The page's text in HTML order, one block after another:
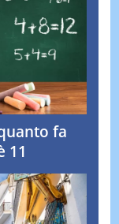
fa
11